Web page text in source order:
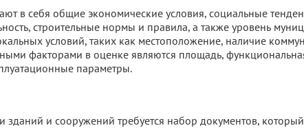
в себя общие экономические условия, социальные
строительные нормы и правила, а также уровень
условий, таких как местоположение, наличие
факторами в оценке являются площадь,
параметры.
и сооружений требуется набор документов, который